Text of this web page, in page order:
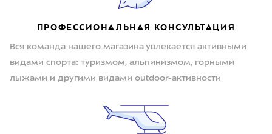
ПРОФЕССИОНАЛЬНАЯ КОНСУЛЬТАЦИЯ
Вся команда нашего магазина увлекается активными
видами спорта: туризмом, альпинизмом, горными
лыжами и другими видами outdoor-активности